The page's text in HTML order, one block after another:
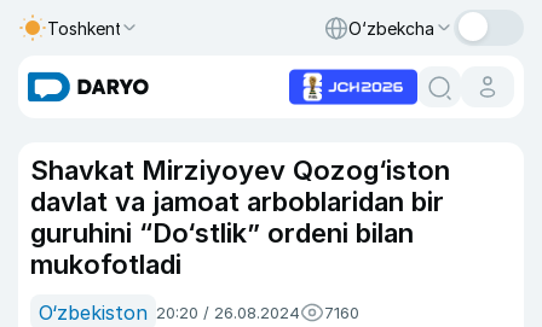
Toshkent O‘zbekcha
Shavkat Mirziyoyev Qozog‘iston
davlat va jamoat arboblaridan bir
guruhini “Do‘stlik” ordeni bilan
mukofotladi
O‘zbekiston 20:20 / 26.08.2024 7160